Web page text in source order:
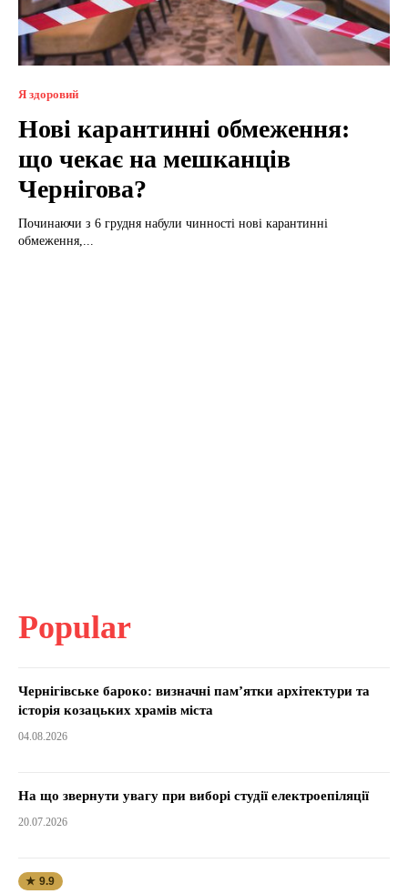
Я здоровий
Нові карантинні обмеження:
що чекає на мешканців
Чернігова?
Починаючи з 6 грудня набули чинності нові карантинні
обмеження,...
Popular
Чернігівське бароко: визначні пам’ятки архітектури та
історія козацьких храмів міста
04.08.2026
На що звернути увагу при виборі студії електроепіляції
20.07.2026
★ 9.9